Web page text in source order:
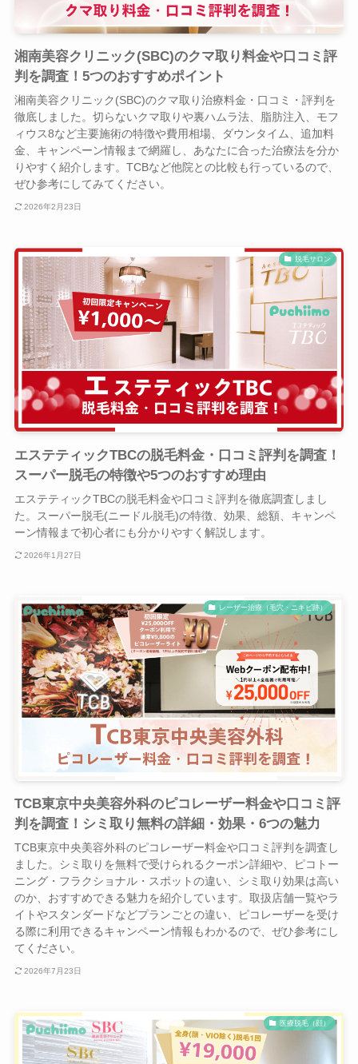
湘南美容クリニック(SBC)のクマ取り料金や口コミ評
判を調査！5つのおすすめポイント
湘南美容クリニック(SBC)のクマ取り治療料金・口コミ・評判を
徹底しました。切らないクマ取りや裏ハムラ法、脂肪注入、モフ
ィウス8など主要施術の特徴や費用相場、ダウンタイム、追加料
金、キャンペーン情報まで網羅し、あなたに合った治療法を分か
りやすく紹介します。TCBなど他院との比較も行っているので、
ぜひ参考にしてみてください。
2026年2月23日
脱毛サロン
エステティックTBCの脱毛料金・口コミ評判を調査！
スーパー脱毛の特徴や5つのおすすめ理由
エステティックTBCの脱毛料金や口コミ評判を徹底調査しまし
た。スーパー脱毛(ニードル脱毛)の特徴、効果、総額、キャンペ
ーン情報まで初心者にも分かりやすく解説します。
2026年1月27日
レーザー治療（毛穴・ニキビ跡）
TCB東京中央美容外科のピコレーザー料金や口コミ評
判を調査！シミ取り無料の詳細・効果・6つの魅力
TCB東京中央美容外科のピコレーザー料金や口コミ評判を調査し
ました。シミ取りを無料で受けられるクーポン詳細や、ピコトー
ニング・フラクショナル・スポットの違い、シミ取り効果は高い
のか、おすすめできる魅力を紹介しています。取扱店舗一覧やラ
イトやスタンダードなどプランごとの違い、ピコレーザーを受け
る際に利用できるキャンペーン情報もわかるので、ぜひ参考にし
てください。
2026年7月23日
医療脱毛（顔）